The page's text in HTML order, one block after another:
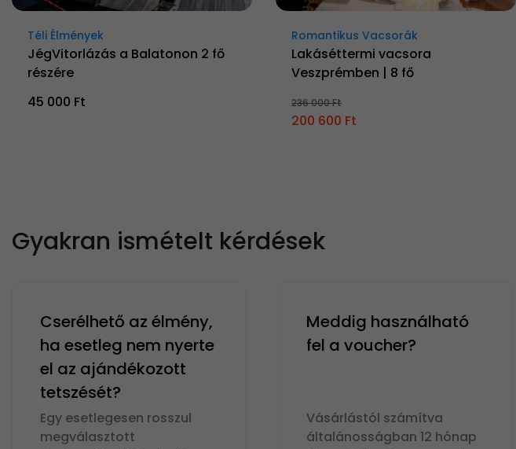
Téli Élmények
JégVitorlázás a Balatonon 2 fő
részére
45 000 Ft
Romantikus Vacsorák
Lakáséttermi vacsora
Veszprémben | 8 fő
236 000 Ft
200 600 Ft
Gyakran ismételt kérdések
Cserélhető az élmény,
ha esetleg nem nyerte
el az ajándékozott
tetszését?
Egy esetlegesen rosszul
megválasztott
Meddig használható
fel a voucher?
Vásárlástól számítva
általánosságban 12 hónap